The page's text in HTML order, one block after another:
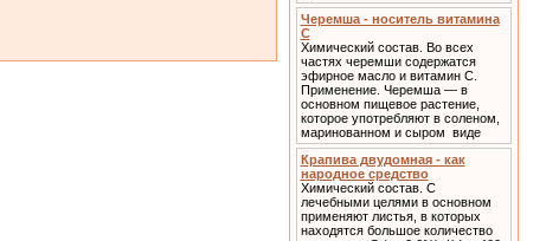
Черемша - носитель витамина
С
Химический состав. Во всех
частях черемши содержатся
эфирное масло и витамин С.
Применение. Черемша — в
основном пищевое растение,
которое употребляют в соленом,
маринованном и сыром виде
Крапива двудомная - как
народное средство
Химический состав. С
лечебными целями в основном
применяют листья, в которых
находятся большое количество